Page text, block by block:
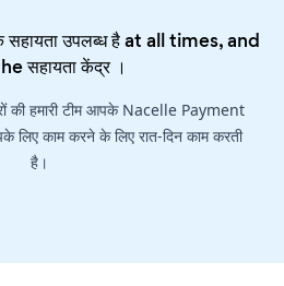
उपलब्ध है at all times, and
सहायता केंद्र।
की हमारी टीम आपके Nacelle Payment
काम करने के लिए रात-दिन काम करती
है।